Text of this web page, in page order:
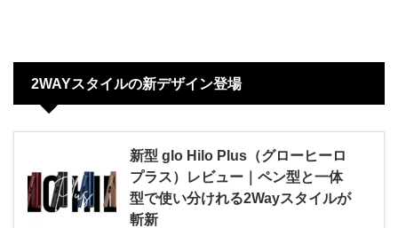
2WAYスタイルの新デザイン登場
新型 glo Hilo Plus（グローヒーロ
プラス）レビュー｜ペン型と一体
型で使い分けれる2Wayスタイルが
斬新